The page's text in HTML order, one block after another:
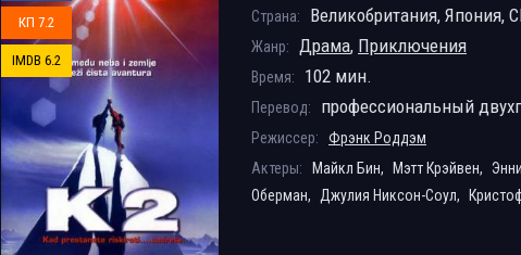
КП 7.2
IMDB 6.2
Страна: Великобритания, Япония,
Жанр: Драма, Приключения
Время: 102 мин.
Перевод: профессиональный
Режиссер:
Фрэнк Роддэм
Актеры:
Майкл Бин, Мэтт Крэйвен,
Оберман,
Джулия Никсон-Соул,